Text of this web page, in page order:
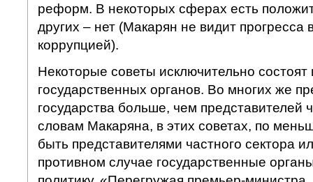
реформ. В некоторых сферах есть
других – нет (Макарян не видит
коррупцией).
Некоторые советы исключительно состоят
государственных органов. Во многих же
государства больше, чем представителей
словам Макаряна, в этих советах, по
быть представителями частного сектора
противном случае государственные